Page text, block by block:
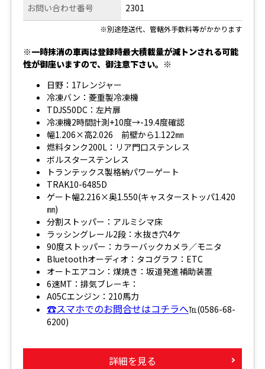
お問い合わせ番号 2301
※別途陸送代、管轄外手数料等がかかります
※一時抹消の車両は登録時最大積載量が減トンされる可能
性が御座いますので、御注意下さい。※
日野：17レンジャー
冷凍バン：菱重製冷凍機
TDJS50DC：左片扉
冷凍機2時間計測+10度→-19.4度確認
幅1.206×高2.026 前壁から1.122㎜
燃料タンク200L：リア門口ステンレス
ボルスターステンレス
トランテックス製格納パワーゲート
TRAK10-6485D
ゲート幅2.216×奥1.550(キャスターストッパ1.420
㎜)
分割ストッパー：アルミシマ床
ラッシングレール2段：水抜き穴4ケ
90度ストッパー：カラーバックカメラ／モニタ
Bluetoothオーディオ：タコグラフ：ETC
オートエアコン：煤焼き：坂道発進補助装置
6速MT：排気ブレーキ：
A05Cエンジン：210馬力
☎スマホでのお問合せはコチラへ℡(0586-68-
6200)
詳細を見る